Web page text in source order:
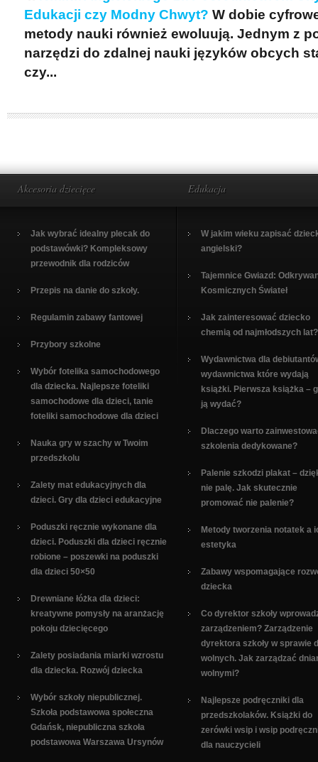
Edukacji czy Modny Chwyt? W dobie
metody nauki również ewoluują. Jednym z
narzędzi do zdalnej nauki języków obcych
czy...
Akcesoria dziecięce
Jak wybrać idealny plecak do
podstawówki? Kompleksowy
przewodnik dla rodziców
Przepis na danie do szkoły.
Regulamin zabawy fantowej
Przybory szkolne
Wybór fotelika samochodowego
dla dziecka. Najlepsze foteliki
samochodowe dla dzieci, tanie
foteliki samochodowe dla dzieci
Nauka gry w szachy w Twoim
przedszkolu
Zalety mat edukacyjnych dla
dzieci. Gry dla dzieci edukacyjne
Poduszki ręcznie wykonane dla
dzieci. Poduszki dla dzieci ręcznie
robione – poszewki na poduszki
dla dzieci 50×50
Drewniane łóżka dla dzieci:
kreatywne pomysły na aranżację
pokoju dziecięcego
Zalety posiadania miarki wzrostu
dla dziecka. Rozwój dziecka
Wybór szkoły niepublicznej.
Szkoła podstawowa społeczna
Gdańsk, niepubliczna szkoła
podstawowa Warszawa Ursynów
Edukacja
W jakim wieku zapisać
angielski?
Tajemnice Gwiazd:
Kosmicznych Świateł
Jak zainteresować dziecko
chemią od najmłodszych lat?
Wydawnictwa dla
wydawnictwa które wydają
książki. Pierwsza książka –
ją wydać?
Dlaczego warto
szkolenia dedykowane?
Palenie szkodzi plakat –
nie palę. Jak skutecznie
promować nie palenie?
Metody tworzenia notatek a
estetyka
Zabawy wspomagające
dziecka
Co dyrektor szkoły
zarządzeniem? Zarządzenie
dyrektora szkoły w sprawie
wolnych. Jak zarządzać
wolnymi?
Najlepsze podręczniki dla
przedszkolaków. Książki do
zerówki wsip i wsip
dla nauczycieli